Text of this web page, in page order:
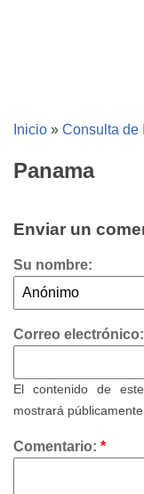
Inicio » Consulta de
Panama
Enviar un
Su nombre:
Correo electrónico:
El contenido de
mostrará
Comentario: *